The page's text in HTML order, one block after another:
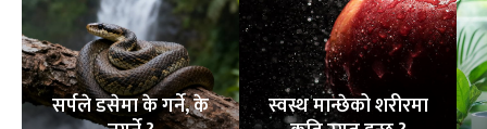
सर्पले डसेमा के गर्ने, के स्वस्थ मान्छेको शरीरमा